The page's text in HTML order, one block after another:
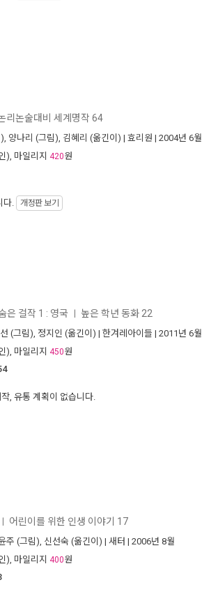
리논술대비 세계명작 64
양나리 (그림), 김혜리 (옮긴이) | 효리원 | 2004년 6월
), 마일리지 420원
다. 개정판 보기
은 걸작 1 : 영국 높은 학년 동화 22
(그림), 정지인 (옮긴이) | 한겨레아이들 | 2011년 6월
), 마일리지 450원
, 유통 계획이 없습니다.
어린이를 위한 인생 이야기 17
주 (그림), 신선숙 (옮긴이) | 새터 | 2006년 8월
), 마일리지 400원